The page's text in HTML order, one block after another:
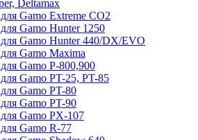
Deltamax
Gamo Extreme CO2
Gamo Hunter 1250
Gamo Hunter 440/DX/EVO
Gamo Maxima
Gamo P-800,900
Gamo PT-25, PT-85
Gamo PT-80
Gamo PT-90
Gamo PX-107
Gamo R-77